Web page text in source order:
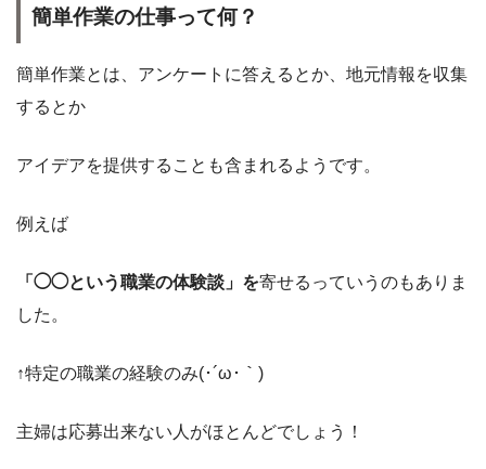
簡単作業の仕事って何？
簡単作業とは、アンケートに答えるとか、地元情報を収集
するとか
アイデアを提供することも含まれるようです。
例えば
「◯◯という職業の体験談」を寄せるっていうのもありま
した。
↑特定の職業の経験のみ(･´ω･｀)
主婦は応募出来ない人がほとんどでしょう！